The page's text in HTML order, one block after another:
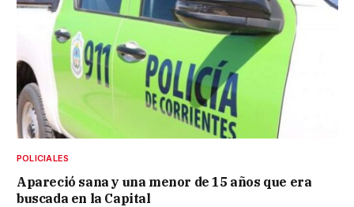
POLICIALES
Apareció sana y una menor de 15 años que era
buscada en la Capital